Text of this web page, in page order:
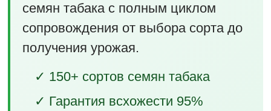
семян табака с полным циклом
сопровождения от выбора сорта до
получения урожая.
✓ 150+ сортов семян табака
✓ Гарантия всхожести 95%